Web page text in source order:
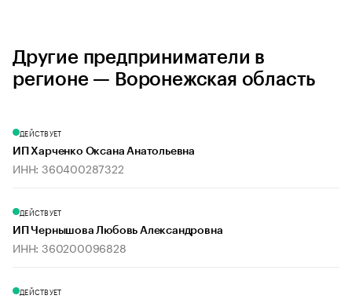
Другие предприниматели в
регионе — Воронежская область
ДЕЙСТВУЕТ
ИП Харченко Оксана Анатольевна
ИНН: 360400287322
ДЕЙСТВУЕТ
ИП Чернышова Любовь Александровна
ИНН: 360200096828
ДЕЙСТВУЕТ